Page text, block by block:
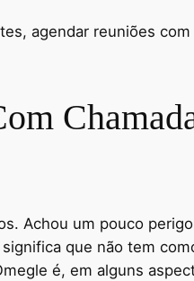
agendar reuniões
Achou um pouco
que não tem
é, em alguns